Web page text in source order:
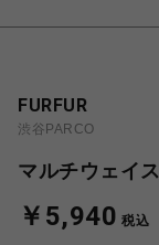
FURFUR
渋谷PARCO
マルチウェイ
￥5,940 税込